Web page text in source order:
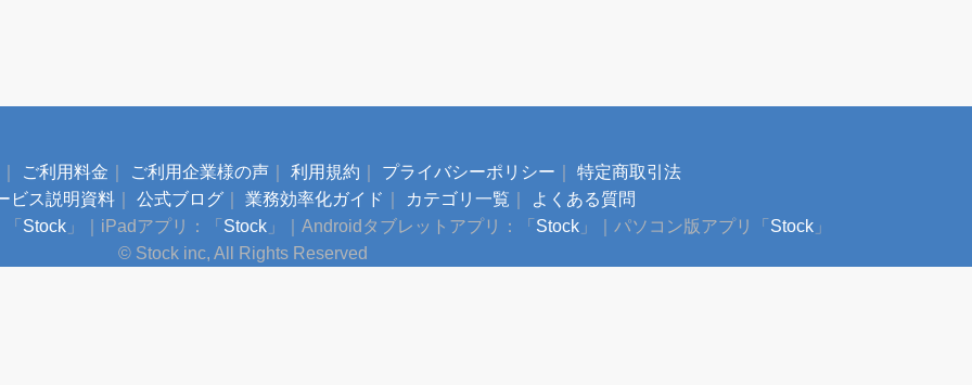
ご利用料金 ご利用企業様の声 利用規約 プライバシーポリシー
特定商取引法
ビス説明資料
公式ブログ 業務効率化ガイド カテゴリ一覧
よくある質問
Stock 」 iPadアプリ：「 Stock 」 Androidタブレットアプリ：「 Stock 」 パソコン版アプリ「 Stock 」
© Stock inc, All Rights Reserved